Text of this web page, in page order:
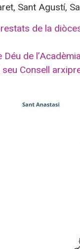
Sant Agustí,
de la
de
Consell